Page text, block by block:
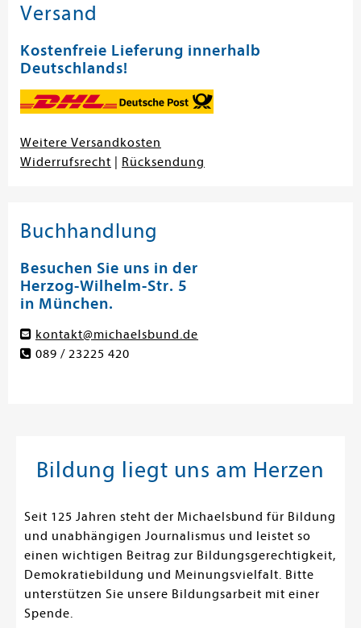
Versand
Kostenfreie Lieferung innerhalb
Deutschlands!
Weitere Versandkosten
Widerrufsrecht
Rücksendung
Buchhandlung
Besuchen Sie uns in der
Herzog-Wilhelm-Str. 5
in München.
kontakt@michaelsbund.de
089 / 23225 420
Bildung liegt uns am Herzen
Seit 125 Jahren steht der Michaelsbund für Bildung
und unabhängigen Journalismus und leistet so
einen wichtigen Beitrag zur Bildungsgerechtigkeit,
Demokratiebildung und Meinungsvielfalt. Bitte
unterstützen Sie unsere Bildungsarbeit mit einer
Spende.